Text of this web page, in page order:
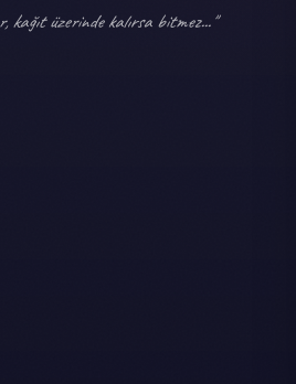
kağıt üzerinde kalırsa bitmez..."